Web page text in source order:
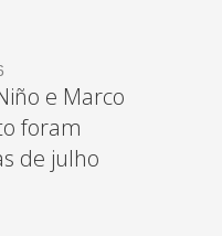
e Marco
foram
de julho